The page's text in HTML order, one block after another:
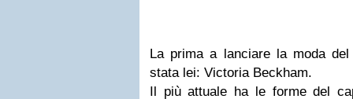
La prima a lanciare la moda
stata lei: Victoria Beckham.
Il più attuale ha le forme del